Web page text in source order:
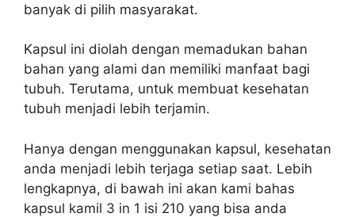
banyak di pilih masyarakat.
Kapsul ini diolah dengan memadukan bahan
bahan yang alami dan memiliki manfaat bagi
tubuh. Terutama, untuk membuat kesehatan
tubuh menjadi lebih terjamin.
Hanya dengan menggunakan kapsul, kesehatan
anda menjadi lebih terjaga setiap saat. Lebih
lengkapnya, di bawah ini akan kami bahas
kapsul kamil 3 in 1 isi 210 yang bisa anda